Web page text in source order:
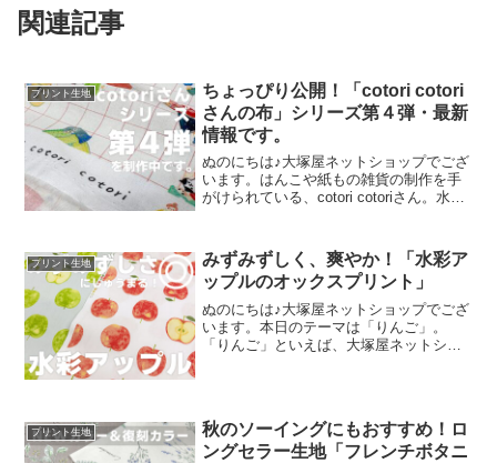
関連記事
プリント生地
ちょっぴり公開！「cotori cotori
さんの布」シリーズ第４弾・最新
情報です。
ぬのにちは♪大塚屋ネットショップでござ
います。はんこや紙もの雑貨の制作を手
がけられている、cotori cotoriさん。水彩
開されています。cotori cotori
プリント生地
みずみずしく、爽やか！「水彩ア
ップルのオックスプリント」
ぬのにちは♪大塚屋ネットショップでござ
います。本日のテーマは「りんご」。
「りんご」といえば、大塚屋ネットショ
プリント生地
秋のソーイングにもおすすめ！ロ
ングセラー生地「フレンチボタニ